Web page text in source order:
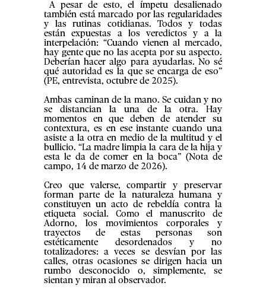
A pesar de esto, el ímpetu desalienado
también está marcado por las regularidades
y las rutinas cotidianas. Todos y todas
están expuestas a los veredictos y a la
interpelación: “Cuando vienen al mercado,
hay gente que no las acepta por su aspecto.
Deberían hacer algo para ayudarlas. No sé
qué autoridad es la que se encarga de eso”
(PE, entrevista, octubre de 2025).
Ambas caminan de la mano. Se cuidan y no
se distancian la una de la otra. Hay
momentos en que deben de atender su
contextura, es en ese instante cuando una
asiste a la otra en medio de la multitud y el
bullicio. “La madre limpia la cara de la hija y
esta le da de comer en la boca” (Nota de
campo, 14 de marzo de 2026).
Creo que valerse, compartir y preservar
forman parte de la naturaleza humana y
constituyen un acto de rebeldía contra la
etiqueta social. Como el manuscrito de
Adorno, los movimientos corporales y
trayectos de estas personas son
estéticamente desordenados y no
totalizadores: a veces se desvían por las
calles, otras ocasiones se dirigen hacia un
rumbo desconocido o, simplemente, se
sientan y miran al observador.